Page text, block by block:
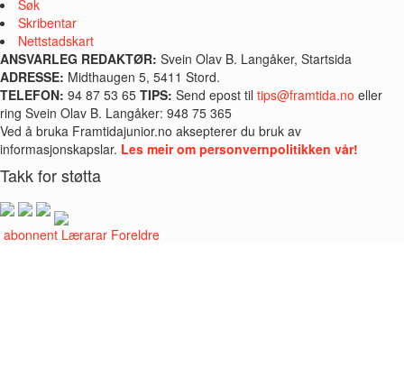
Søk
Skribentar
Nettstadskart
ANSVARLEG REDAKTØR: Svein Olav B. Langåker, Startsida
ADRESSE: Midthaugen 5, 5411 Stord.
TELEFON: 94 87 53 65 TIPS: Send epost til tips@framtida.no eller
ring Svein Olav B. Langåker: 948 75 365
Ved å bruka Framtidajunior.no aksepterer du bruk av
informasjonskapslar. Les meir om personvernpolitikken vår!
Takk for støtta
abonnent Lærarar Foreldre